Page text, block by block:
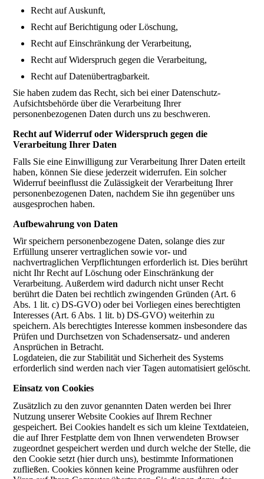
Recht auf Auskunft,
Recht auf Berichtigung oder Löschung,
Recht auf Einschränkung der Verarbeitung,
Recht auf Widerspruch gegen die Verarbeitung,
Recht auf Datenübertragbarkeit.
Sie haben zudem das Recht, sich bei einer Datenschutz-
Aufsichtsbehörde über die Verarbeitung Ihrer
personenbezogenen Daten durch uns zu beschweren.
Recht auf Widerruf oder Widerspruch gegen die
Verarbeitung Ihrer Daten
Falls Sie eine Einwilligung zur Verarbeitung Ihrer Daten erteilt
haben, können Sie diese jederzeit widerrufen. Ein solcher
Widerruf beeinflusst die Zulässigkeit der Verarbeitung Ihrer
personenbezogenen Daten, nachdem Sie ihn gegenüber uns
ausgesprochen haben.
Aufbewahrung von Daten
Wir speichern personenbezogene Daten, solange dies zur
Erfüllung unserer vertraglichen sowie vor- und
nachvertraglichen Verpflichtungen erforderlich ist. Dies berührt
nicht Ihr Recht auf Löschung oder Einschränkung der
Verarbeitung. Außerdem wird dadurch nicht unser Recht
berührt die Daten bei rechtlich zwingenden Gründen (Art. 6
Abs. 1 lit. c) DS-GVO) oder bei Vorliegen eines berechtigten
Interesses (Art. 6 Abs. 1 lit. b) DS-GVO) weiterhin zu
speichern. Als berechtigtes Interesse kommen insbesondere das
Prüfen und Durchsetzen von Schadensersatz- und anderen
Ansprüchen in Betracht.
Logdateien, die zur Stabilität und Sicherheit des Systems
erforderlich sind werden nach vier Tagen automatisiert gelöscht.
Einsatz von Cookies
Zusätzlich zu den zuvor genannten Daten werden bei Ihrer
Nutzung unserer Website Cookies auf Ihrem Rechner
gespeichert. Bei Cookies handelt es sich um kleine Textdateien,
die auf Ihrer Festplatte dem von Ihnen verwendeten Browser
zugeordnet gespeichert werden und durch welche der Stelle, die
den Cookie setzt (hier durch uns), bestimmte Informationen
zufließen. Cookies können keine Programme ausführen oder